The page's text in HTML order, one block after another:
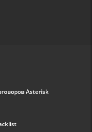
Asterisk